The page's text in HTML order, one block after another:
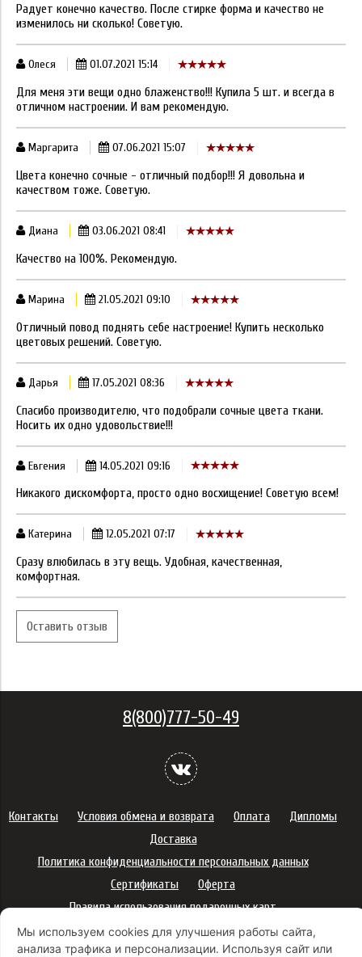
Радует конечно качество. После стирке форма и качество не
изменилось ни сколько! Советую.
Олеся 01.07.2021 15:14
Для меня эти вещи одно блаженство!!! Купила 5 шт. и всегда в
отличном настроении. И вам рекомендую.
Маргарита 07.06.2021 15:07
Цвета конечно сочные - отличный подбор!!! Я довольна и
качеством тоже. Советую.
Диана 03.06.2021 08:41
Качество на 100%. Рекомендую.
Марина 21.05.2021 09:10
Отличный повод поднять себе настроение! Купить несколько
цветовых решений. Советую.
Дарья 17.05.2021 08:36
Спасибо производителю, что подобрали сочные цвета ткани.
Носить их одно удовольствие!!!
Евгения 14.05.2021 09:16
Никакого дискомфорта, просто одно восхищение! Советую всем!
Катерина 12.05.2021 07:17
Сразу влюбилась в эту вещь. Удобная, качественная,
комфортная.
Оставить отзыв
Мы используем cookies для улучшения работы сайта,
анализа трафика и персонализации. Используя сайт или
8(800)777-50-49
Контакты Условия обмена и возврата Оплата
Дипломы
Доставка
Политика конфиденциальности персональных данных
Сертификаты
Оферта
Правила использования подарочных карт
Правила ухода за одеждой
Политика платежей
Условия использования Cookie-файлов